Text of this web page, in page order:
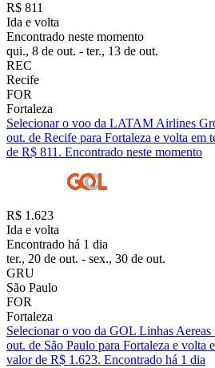
R$ 811
Ida e volta
Encontrado neste momento
qui., 8 de out. - ter., 13 de out.
REC
Recife
FOR
Fortaleza
Selecionar o voo da LATAM Airlines
out. de Recife para Fortaleza e volta em
de R$ 811. Encontrado neste momento
R$ 1.623
Ida e volta
Encontrado há 1 dia
ter., 20 de out. - sex., 30 de out.
GRU
São Paulo
FOR
Fortaleza
Selecionar o voo da GOL Linhas
out. de São Paulo para Fortaleza e volta
valor de R$ 1.623. Encontrado há 1 dia